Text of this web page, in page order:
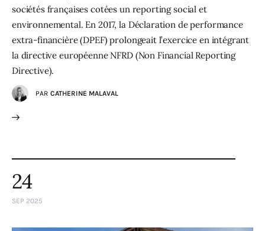
sociétés françaises cotées un reporting social et
environnemental. En 2017, la Déclaration de performance
extra-financière (DPEF) prolongeait l’exercice en intégrant
la directive européenne NFRD (Non Financial Reporting
Directive).
PAR CATHERINE MALAVAL
24
SEP 2025